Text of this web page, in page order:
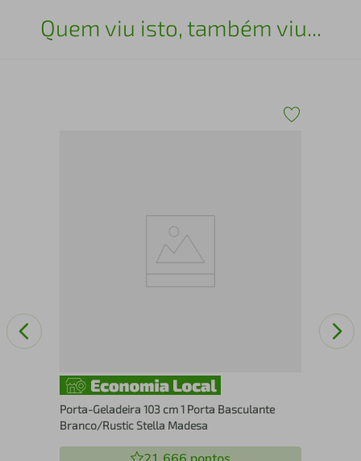
Quem viu isto, também viu...
Porta-Geladeira 103 cm 1 Porta Basculante
Branco/Rustic Stella Madesa